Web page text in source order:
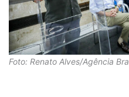
Foto: Renato Alves/Agência